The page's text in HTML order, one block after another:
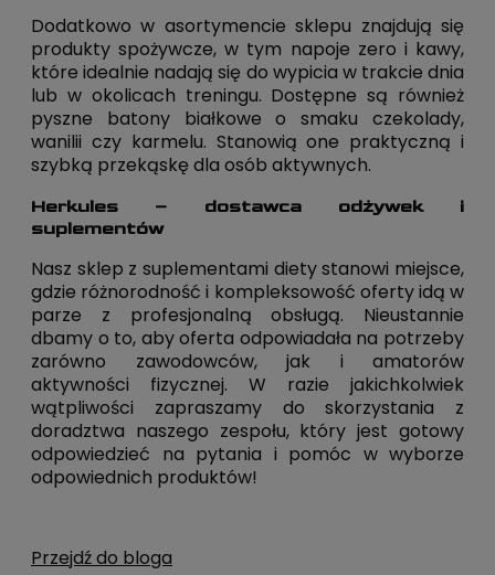
Dodatkowo w asortymencie sklepu znajdują się
produkty spożywcze, w tym napoje zero i kawy,
które idealnie nadają się do wypicia w trakcie dnia
lub w okolicach treningu. Dostępne są również
pyszne batony białkowe o smaku czekolady,
wanilii czy karmelu. Stanowią one praktyczną i
szybką przekąskę dla osób aktywnych.
Herkules – dostawca odżywek i
suplementów
Nasz sklep z suplementami diety stanowi miejsce,
gdzie różnorodność i kompleksowość oferty idą w
parze z profesjonalną obsługą. Nieustannie
dbamy o to, aby oferta odpowiadała na potrzeby
zarówno zawodowców, jak i amatorów
aktywności fizycznej. W razie jakichkolwiek
wątpliwości zapraszamy do skorzystania z
doradztwa naszego zespołu, który jest gotowy
odpowiedzieć na pytania i pomóc w wyborze
odpowiednich produktów!
Przejdź do bloga